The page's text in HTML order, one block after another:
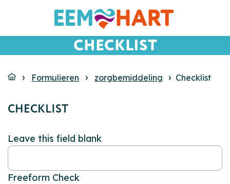
CHECKLIST
Formulieren zorgbemiddeling Checklist
CHECKLIST
Leave this field blank
Freeform Check